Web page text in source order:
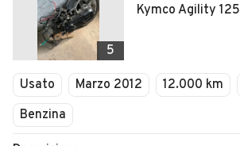
5
Kymco Agility 125
Usato Marzo 2012 12.000 km
Benzina